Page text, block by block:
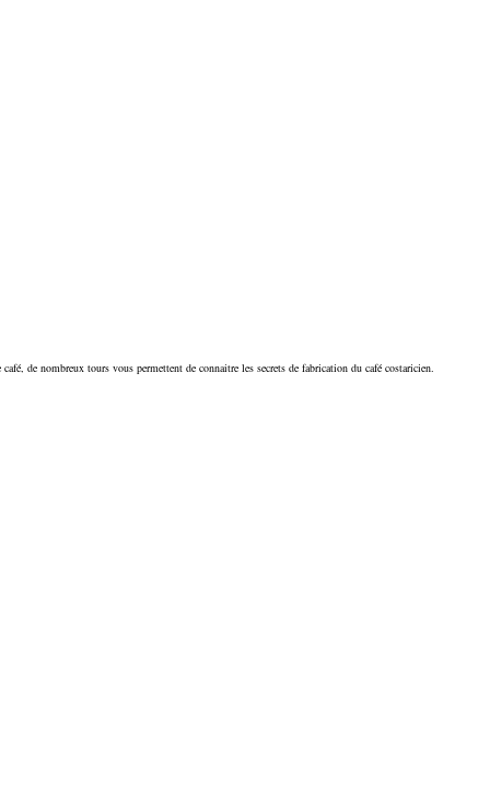
de nombreux tours vous permettent de connaitre les secrets de fabrication du café costaricien.